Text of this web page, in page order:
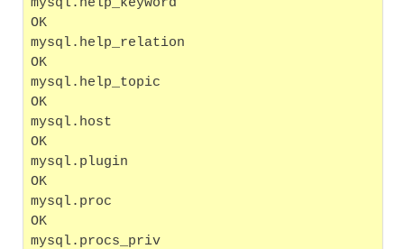
OK
mysql.help_relation
OK
mysql.help_topic
OK
mysql.host
OK
mysql.plugin
OK
mysql.proc
OK
mysql.procs_priv